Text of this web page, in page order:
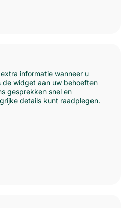
informatie wanneer u
widget aan uw behoeften
gesprekken snel en
details kunt raadplegen.